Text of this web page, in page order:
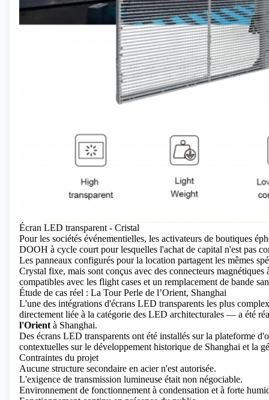
Écran LED transparent - Cristal
Pour les sociétés événementielles, les activateurs de boutiques
DOOH à cycle court pour lesquelles l'achat de capital n'est pas
Les panneaux configurés pour la location partagent les mêmes
Crystal fixe, mais sont conçus avec des connecteurs
compatibles avec les flight cases et un remplacement de bande
Étude de cas réel : La Tour Perle de l’Orient, Shanghai
L'une des intégrations d'écrans LED transparents les plus
directement liée à la catégorie des LED architecturales — a été
l'Orient à Shanghai.
Des écrans LED transparents ont été installés sur la plateforme
contextuelles sur le développement historique de Shanghai et la
Contraintes du projet
Aucune structure secondaire en acier n'est autorisée.
L'exigence de transmission lumineuse était non négociable.
Environnement de fonctionnement à condensation et à forte